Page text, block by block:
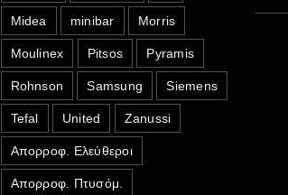
Midea minibar Morris
Moulinex Pitsos Pyramis
Rohnson Samsung Siemens
Tefal United Zanussi
Απορροφ. Ελεύθεροι
Απορροφ. Πτυσόμ.